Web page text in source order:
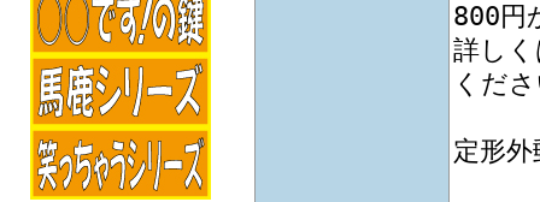
800円
詳し
くだ
定形